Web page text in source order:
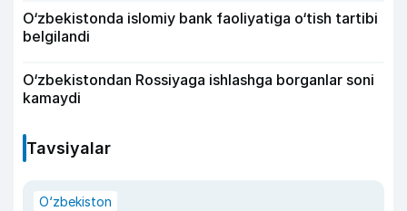
O‘zbekistonda islomiy bank faoliyatiga o‘tish tartibi
belgilandi
O‘zbekistondan Rossiyaga ishlashga borganlar soni
kamaydi
Tavsiyalar
O‘zbekiston